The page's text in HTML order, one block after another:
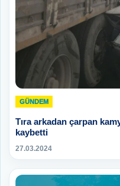
GÜNDEM
Tıra arkadan çarpan
kaybetti
27.03.2024